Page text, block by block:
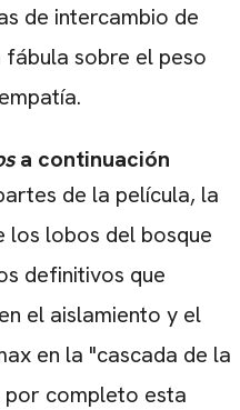
de intercambio de
sobre el peso
a continuación
de la película, la
los lobos del bosque
definitivos que
el aislamiento y el
en la "cascada de la
completo esta